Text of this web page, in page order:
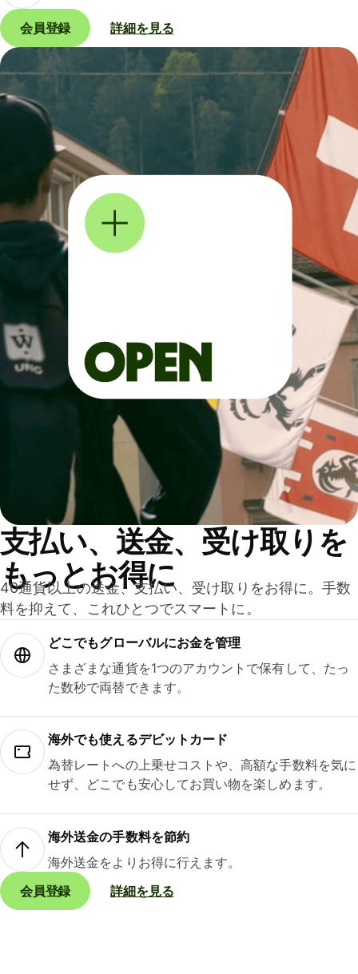
会員登録 詳細を見る
支払い、送金、受け取りを
もっとお得に
40通貨以上の送金、支払い、受け取りをお得に。手数
料を抑えて、これひとつでスマートに。
どこでもグ⁠ロ⁠ー⁠バ⁠ルにお金を管理
さまざまな通貨を1つのアカウントで保有して、たっ
た数秒で両替できます。
海外でも使えるデビットカード
為替レートへの上乗せコストや、高額な手数料を気に
せず、どこでも安心してお買い物を楽しめます。
海外送金の手数料を節約
海外送金をよりお得に行えます。
会員登録
詳細を見る